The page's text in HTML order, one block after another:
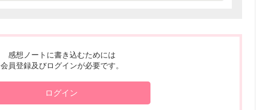
感想ノートに書き込むためには
会員登録及びログインが必要です。
ログイン